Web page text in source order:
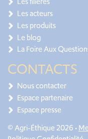
Les acteurs
Les produits
Le blog
La Foire Aux
CONTACTS
Nous contacter
Espace partenaire
Espace presse
© Agri-Éthique 2026 •